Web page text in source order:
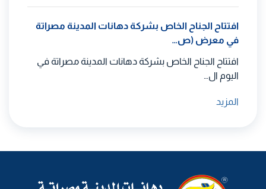
افتتاح الجناح الخاص بشركة دهانات المدينة مصراتة
في معرض (ص…
افتتاح الجناح الخاص بشركة دهانات المدينة مصراتة في
اليوم ال…
المزيد